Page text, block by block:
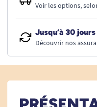
Voir les options,
Jusqu’à 30
Découvrir nos